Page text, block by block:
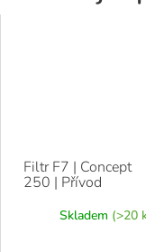
Filtr F7 | Concept
250 | Přívod
Skladem (>20